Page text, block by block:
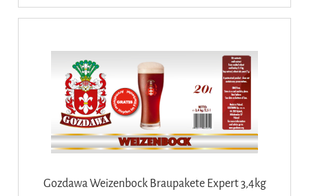
Gozdawa Weizenbock Braupakete Expert 3,4kg